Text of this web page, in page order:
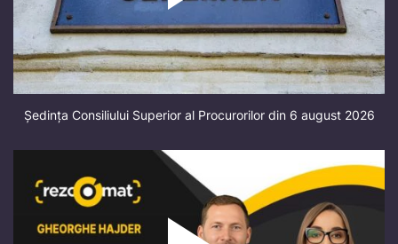
Ședința Consiliului Superior al Procurorilor din 6 august 2026